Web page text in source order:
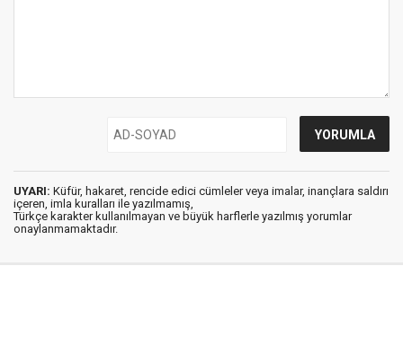
UYARI: Küfür, hakaret, rencide edici cümleler veya imalar, inançlara saldırı
içeren, imla kuralları ile yazılmamış,
Türkçe karakter kullanılmayan ve büyük harflerle yazılmış yorumlar
onaylanmamaktadır.